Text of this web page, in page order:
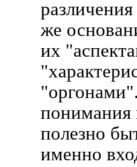
же
их
понимания
полезно
именно